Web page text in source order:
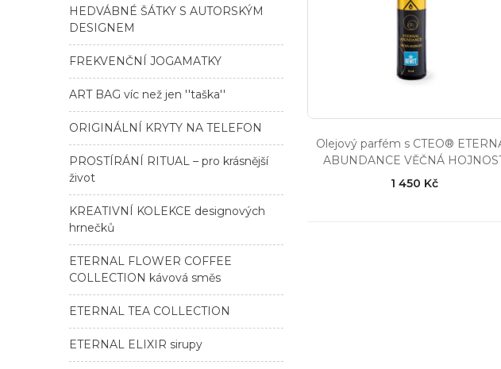
HEDVÁBNÉ ŠÁTKY S AUTORSKÝM
DESIGNEM
FREKVENČNÍ JOGAMATKY
ART BAG víc než jen ''taška''
ORIGINÁLNÍ KRYTY NA TELEFON
PROSTÍRÁNÍ RITUAL – pro krásnější
život
KREATIVNÍ KOLEKCE designových
hrnečků
ETERNAL FLOWER COFFEE
COLLECTION kávová směs
ETERNAL TEA COLLECTION
ETERNAL ELIXIR sirupy
Olejový parfém s CTEO®
ABUNDANCE VĚČNÁ
1 450 Kč